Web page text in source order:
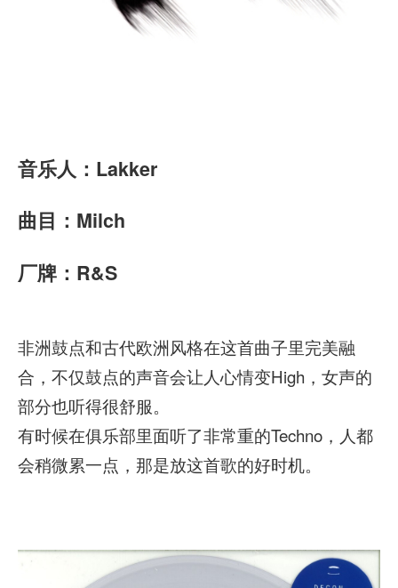
音乐人：Lakker
曲目：Milch
厂牌：R&S
非洲鼓点和古代欧洲风格在这首曲子里完美融
合，不仅鼓点的声音会让人心情变High，女声的
部分也听得很舒服。
有时候在俱乐部里面听了非常重的Techno，人都
会稍微累一点，那是放这首歌的好时机。